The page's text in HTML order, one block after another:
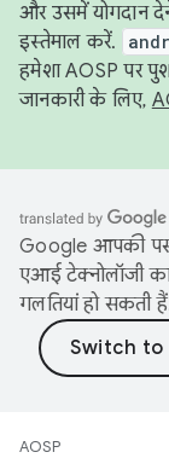
और उसमें योगदान
इस्तेमाल करें.
हमेशा AOSP पर
जानकारी के लिए,
Google आपकी
एआई टेक्नोलॉजी
गलतियां हो सकती
AOSP